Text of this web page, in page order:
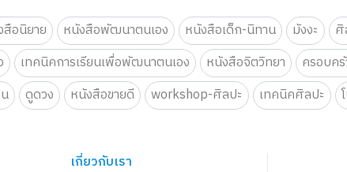
อนิยาย หนังสือพัฒนาตนเอง หนังสือเด็ก-นิทาน มังงะ ศิ
เทคนิคการเรียนเพื่อพัฒนาตนเอง หนังสือจิตวิทยา ครอบค
ดูดวง หนังสือขายดี workshop-ศิลปะ เทคนิคศิลปะ
เกี่ยวกับเรา